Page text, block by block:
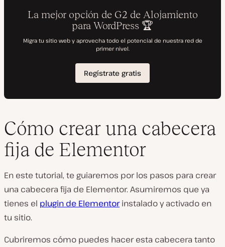
Cómo crear una cabecera
fija de Elementor
En este tutorial, te guiaremos por los pasos para crear
una cabecera fija de Elementor. Asumiremos que ya
tienes el plugin de Elementorinstalado y activado en
tu sitio.
Cubriremos cómo puedes hacer esta cabecera tanto